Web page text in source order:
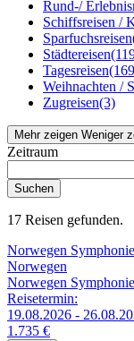
Rund-/
Schiffsreisen /
Sparfuchsreisen
Städtereisen
Tagesreisen
Weihnachten /
Zugreisen(3)
Mehr zeigen Weniger
Zeitraum
Suchen
17 Reisen gefunden.
Norwegen Symphonie
Norwegen
Norwegen Symphonie
Reisetermin:
19.08.2026 -
1.735 €